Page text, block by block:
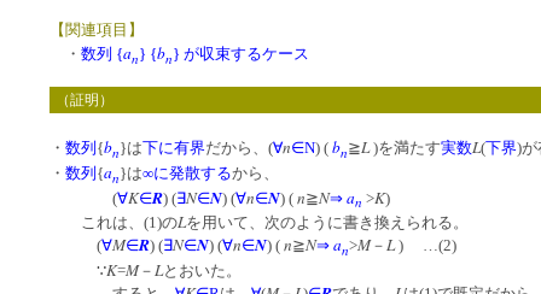
【関連項目】
・ 数列 {an} {bn} が収束するケース
（証明）
・ 数列 {bn}は下に有界だから、(∀n∈N) ( bn≧L)を満たす実数L(下界)
・ 数列 {an}は∞に発散するから、
(∀K∈R) (∃N∈N) (∀n∈N) ( n≧N⇒ an >K)
これは、(1)のLを用いて、次のように書き換えられる。
(∀M∈R) (∃N∈N) (∀n∈N) ( n≧N⇒ an>M－ L) …(2)
∵K=M－ Lとおいた。